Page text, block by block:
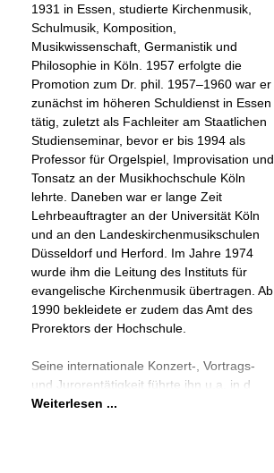
1931 in Essen, studierte Kirchenmusik,
Schulmusik, Komposition,
Musikwissenschaft, Germanistik und
Philosophie in Köln. 1957 erfolgte die
Promotion zum Dr. phil. 1957–1960 war er
zunächst im höheren Schuldienst in Essen
tätig, zuletzt als Fachleiter am Staatlichen
Studienseminar, bevor er bis 1994 als
Professor für Orgelspiel, Improvisation und
Tonsatz an der Musikhochschule Köln
lehrte. Daneben war er lange Zeit
Lehrbeauftragter an der Universität Köln
und an den Landeskirchenmusikschulen
Düsseldorf und Herford. Im Jahre 1974
wurde ihm die Leitung des Instituts für
evangelische Kirchenmusik übertragen. Ab
1990 bekleidete er zudem das Amt des
Prorektors der Hochschule.
Seine internationale Konzert-, Vortrags-
und Jurorentätigkeit führte ihn u.a. in d
Weiterlesen ...